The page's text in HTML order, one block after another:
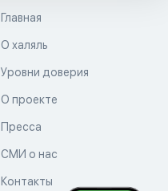
Главная
О халяль
Уровни доверия
О проекте
Пресса
СМИ о нас
Контакты